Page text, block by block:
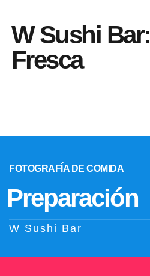
W Sushi
Fresca
FOTOGRAFÍA DE COMIDA
Preparación
W Sushi Bar